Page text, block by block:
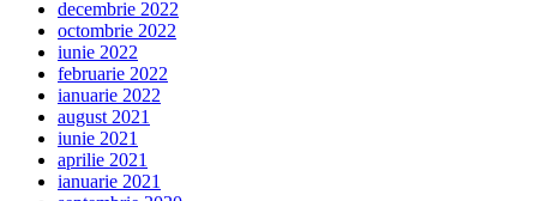
decembrie 2022
octombrie 2022
iunie 2022
februarie 2022
ianuarie 2022
august 2021
iunie 2021
aprilie 2021
ianuarie 2021